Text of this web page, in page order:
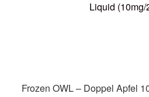
Frozen OWL – Doppel Apfel